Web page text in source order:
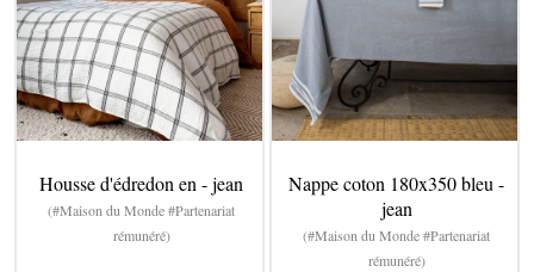
Housse d'édredon en - jean
(#Maison du Monde #Partenariat
rémunéré)
Nappe coton 180x350 bleu -
jean
(#Maison du Monde #Partenariat
rémunéré)